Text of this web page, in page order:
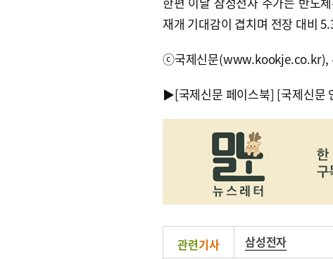
재개 기대감이 겹치며 전장 대비
ⓒ국제신문(www.kookje.co.kr),
▶[국제신문 페이스북] [국제신문
관련기사 삼성전자